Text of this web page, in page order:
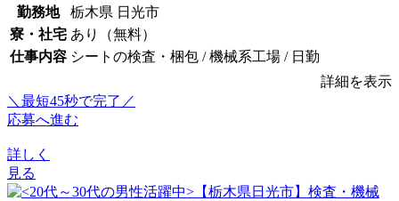
勤務地
栃木県 日光市
寮・社宅 あり（無料）
仕事内容 シートの検査・梱包 / 機械系工場 / 日勤
詳細を表示
＼最短45秒で完了／
応募へ進む
詳しく
見る